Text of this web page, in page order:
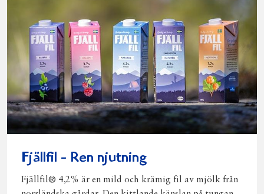
Fjällfil - Ren njutning
Fjällfil® 4,2% är en mild och krämig fil av mjölk från